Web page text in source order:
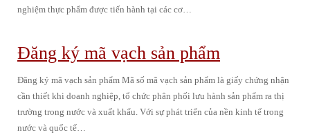
nghiệm thực phẩm được tiến hành tại các cơ…
Đăng ký mã vạch sản phẩm
Đăng ký mã vạch sản phẩm Mã số mã vạch sản phẩm là giấy chứng nhận
cần thiết khi doanh nghiệp, tổ chức phân phối lưu hành sản phẩm ra thị
trường trong nước và xuất khẩu. Với sự phát triển của nền kinh tế trong
nước và quốc tế…